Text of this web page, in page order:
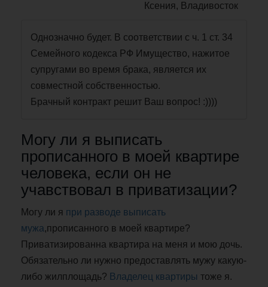
Ксения, Владивосток
Однозначно будет. В соответствии с ч. 1 ст. 34
Семейного кодекса РФ Имущество, нажитое
супругами во время брака, является их
совместной собственностью.
Брачный контракт решит Ваш вопрос! :))))
Могу ли я выписать
прописанного в моей квартире
человека, если он не
учавствовал в приватизации?
Могу ли я при разводе выписать
мужа,прописанного в моей квартире?
Приватизированна квартира на меня и мою дочь.
Обязательно ли нужно предоставлять мужу какую-
либо жилплощадь? Владелец квартиры тоже я.